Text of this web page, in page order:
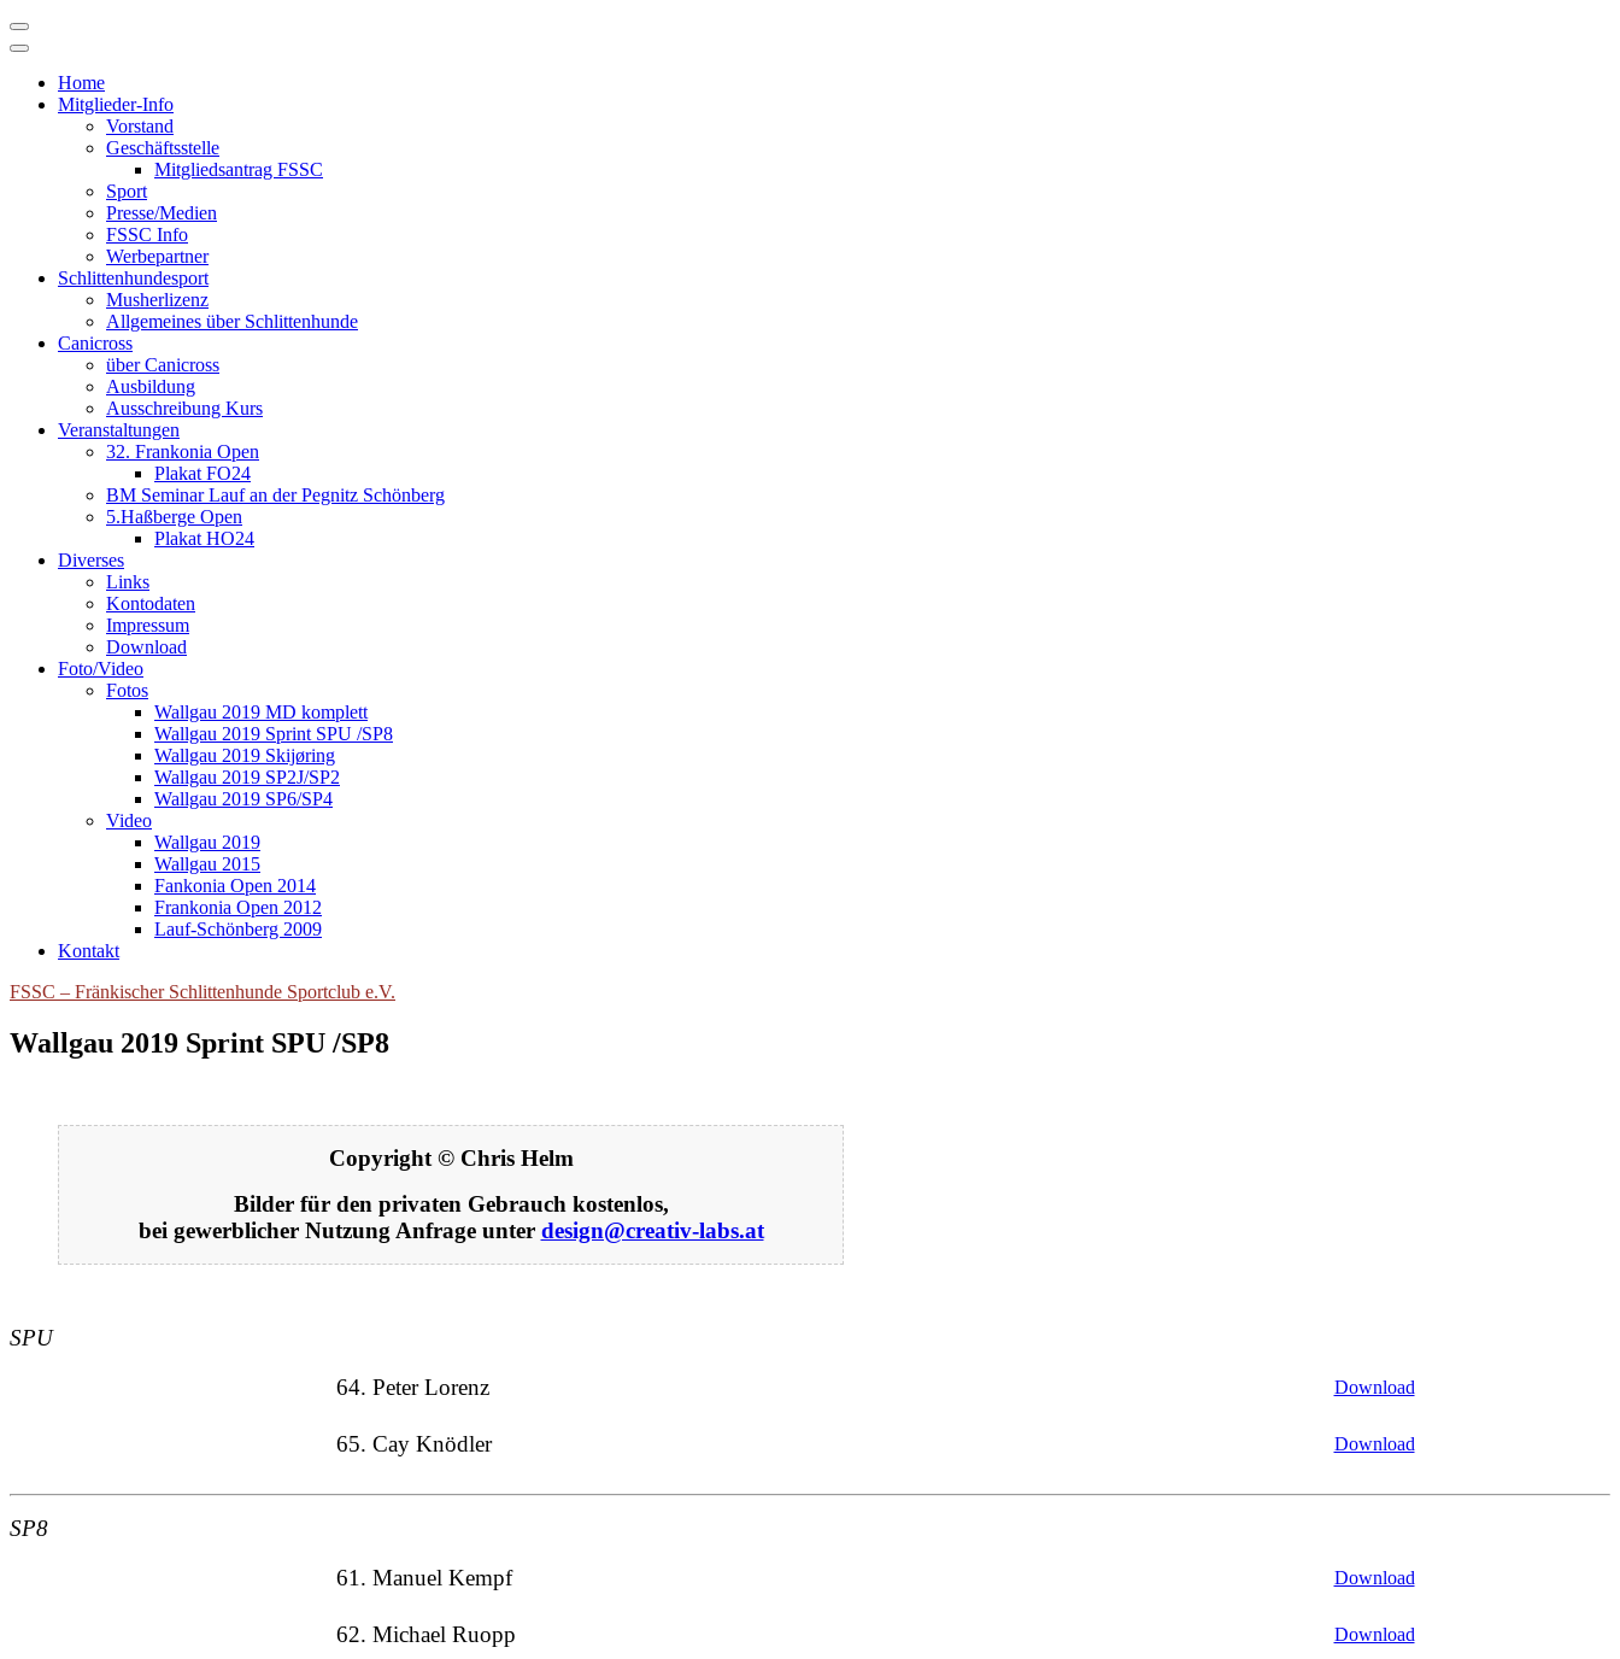
Skip
to
Home
Mitglieder-Info
Vorstand
Geschäftsstelle
Mitgliedsantrag FSSC
Sport
Presse/Medien
FSSC Info
Werbepartner
Schlittenhundesport
Musherlizenz
Allgemeines über Schlittenhunde
Canicross
über Canicross
Ausbildung
Ausschreibung Kurs
Veranstaltungen
32. Frankonia Open
Plakat FO24
BM Seminar Lauf an der Pegnitz Schönberg
5.Haßberge Open
Plakat HO24
Diverses
Links
Kontodaten
Impressum
Download
Foto/Video
Fotos
Wallgau 2019 MD komplett
Wallgau 2019 Sprint SPU /SP8
Wallgau 2019 Skijøring
Wallgau 2019 SP2J/SP2
Wallgau 2019 SP6/SP4
Video
Wallgau 2019
Wallgau 2015
Fankonia Open 2014
Frankonia Open 2012
Lauf-Schönberg 2009
Kontakt
FSSC – Fränkischer Schlittenhunde Sportclub e.V.
Wallgau 2019 Sprint SPU /SP8
Copyright © Chris Helm
Bilder für den privaten Gebrauch kostenlos,
bei gewerblicher Nutzung Anfrage unter design@creativ-labs.at
SPU
64. Peter Lorenz
Download
65. Cay Knödler Download
SP8
61. Manuel Kempf
Download
62. Michael Ruopp Download